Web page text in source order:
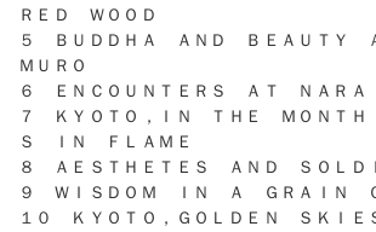
ＲＥＤ ＷＯＯＤ
５ ＢＵＤＤＨＡ ＡＮＤ ＢＥＡＵＴＹ
ＭＵＲＯ
６ ＥＮＣＯＵＮＴＥＲＳ ＡＴ ＮＡＲＡ
７ ＫＹＯＴＯ，ＩＮ ＴＨＥ ＭＯＮＴ
Ｓ ＩＮ ＦＬＡＭＥ
８ ＡＥＳＴＨＥＴＥＳ ＡＮＤ ＳＯＬＤ
９ ＷＩＳＤＯＭ ＩＮ Ａ ＧＲＡＩＮ
１０ ＫＹＯＴＯ，ＧＯＬＤＥＮ ＳＫＩＥ